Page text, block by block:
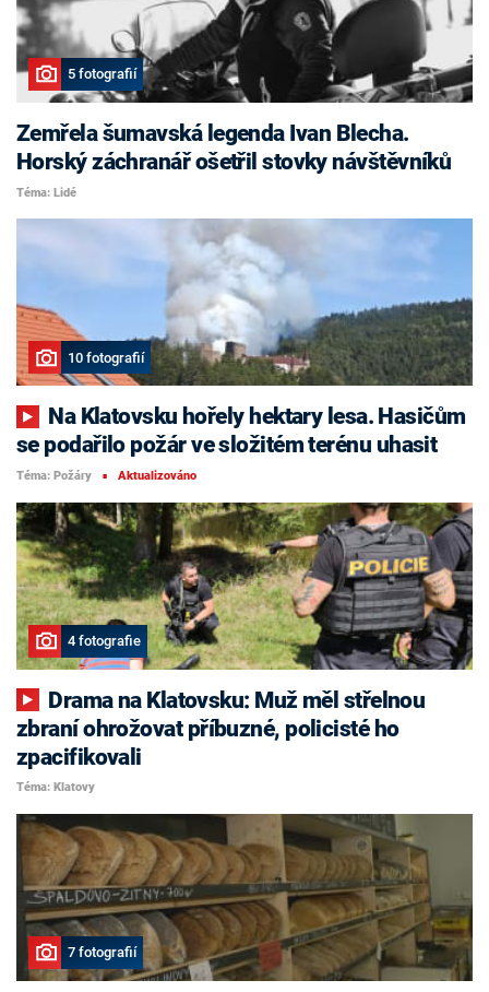
5 fotografií
Zemřela šumavská legenda Ivan Blecha.
Horský záchranář ošetřil stovky návštěvníků
Téma: Lidé
10 fotografií
se podařilo požár ve složitém terénu uhasit
Téma: Požáry ■ Aktualizováno
4 fotografie
zbraní ohrožovat příbuzné, policisté ho
zpacifikovali
Téma: Klatovy
7 fotografií